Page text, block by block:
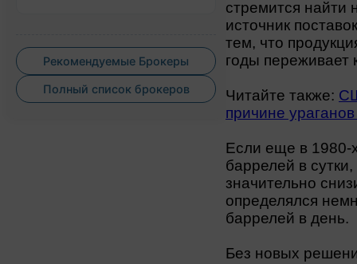
Рекомендуемые Брокеры
Полный список брокеров
стремится найти
источник
тем, что
годы переживает
Читайте также:
причине
Если еще в 1980-
баррелей в
значительно
определялся
баррелей в день.
Без новых